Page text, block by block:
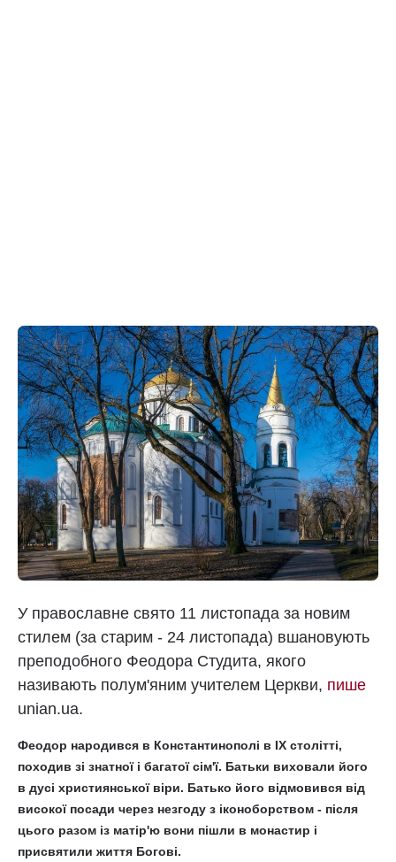
У православне свято 11 листопада за новим
стилем (за старим - 24 листопада) вшановують
преподобного Феодора Студита, якого
називають полум'яним учителем Церкви, пише
unian.ua.
Феодор народився в Константинополі в IX столітті,
походив зі знатної і багатої сім'ї. Батьки виховали його
в дусі християнської віри. Батько його відмовився від
високої посади через незгоду з іконоборством - після
цього разом із матір'ю вони пішли в монастир і
присвятили життя Богові.